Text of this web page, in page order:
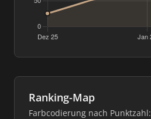
Ranking-Map
Farbcodierung nach Punktzahl: